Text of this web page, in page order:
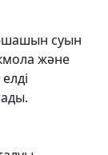
шашын суын
және